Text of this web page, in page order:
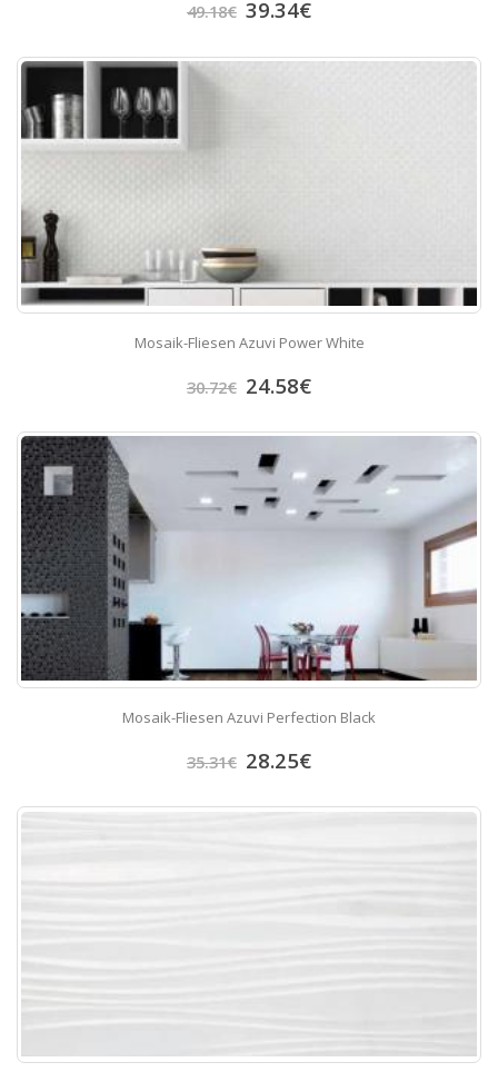
49.18€ 39.34€
Mosaik-Fliesen Azuvi Power White
30.72€ 24.58€
Mosaik-Fliesen Azuvi Perfection Black
35.31€ 28.25€